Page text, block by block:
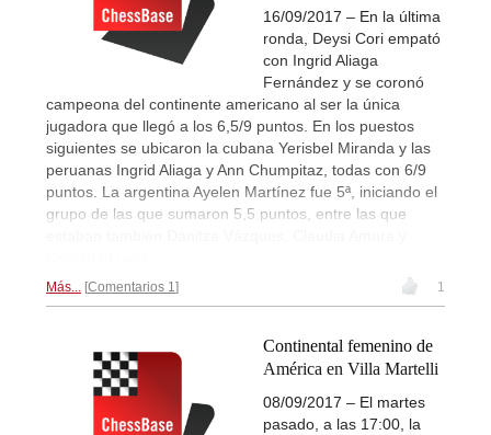
16/09/2017 – En la última
ronda, Deysi Cori empató
con Ingrid Aliaga
Fernández y se coronó
campeona del continente americano al ser la única
jugadora que llegó a los 6,5/9 puntos. En los puestos
siguientes se ubicaron la cubana Yerisbel Miranda y las
peruanas Ingrid Aliaga y Ann Chumpitaz, todas con 6/9
puntos. La argentina Ayelen Martínez fue 5ª, iniciando el
grupo de las que sumaron 5,5 puntos, entre las que
Más... Comentarios 1 1
Continental femenino de
América en Villa Martelli
08/09/2017 – El martes
pasado, a las 17:00, la